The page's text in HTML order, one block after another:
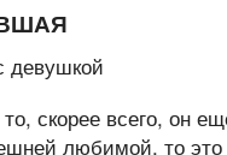
скорее всего, он
любимой, то